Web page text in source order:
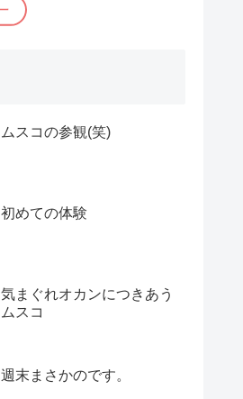
ムスコの参観(笑)
初めての体験
気まぐれオカンにつきあう
ムスコ
週末まさかのです。